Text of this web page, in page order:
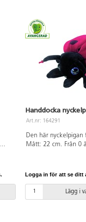
Handdocka
Art.nr: 164291
Den här nyckelpigan
Mått: 22 cm. Från 0
Logga in för att se ditt
Lägg i